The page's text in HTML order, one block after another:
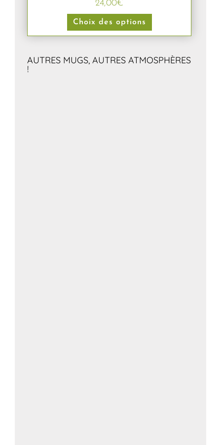
24,00€
Choix des options
AUTRES MUGS, AUTRES ATMOSPHÈRES
!